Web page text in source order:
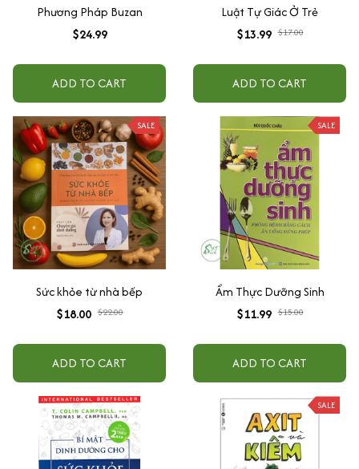
Phương Pháp Buzan
$24.99
ADD TO CART
Luật Tự Giác Ở Trẻ
$13.99 $17.00
ADD TO CART
SALE
Sức khỏe từ nhà bếp
$18.00 $22.00
ADD TO CART
SALE
Ẩm Thực Dưỡng Sinh
$11.99 $15.00
ADD TO CART
SALE